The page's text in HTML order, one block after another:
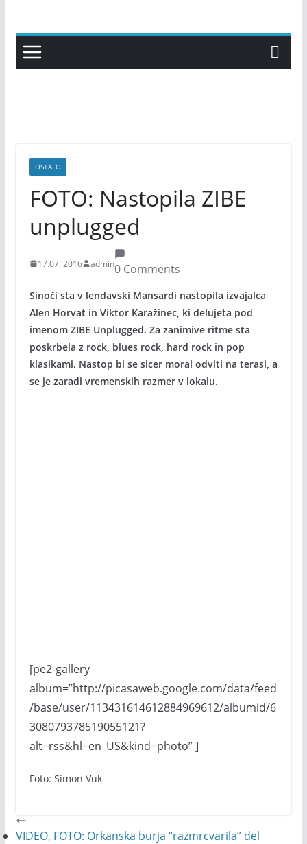
content
OSTALO
FOTO: Nastopila ZIBE
unplugged
17.07. 2016 admin0 Comments
Sinoči sta v lendavski Mansardi nastopila izvajalca
Alen Horvat in Viktor Karažinec, ki delujeta pod
imenom ZIBE Unplugged. Za zanimive ritme sta
poskrbela z rock, blues rock, hard rock in pop
klasikami. Nastop bi se sicer moral odviti na terasi, a
se je zaradi vremenskih razmer v lokalu.
[pe2-gallery
album=”http://picasaweb.google.com/data/feed
/base/user/113431614612884969612/albumid/6
308079378519055121?
alt=rss&hl=en_US&kind=photo” ]
Foto: Simon Vuk
VIDEO, FOTO: Orkanska burja “razmrcvarila” del